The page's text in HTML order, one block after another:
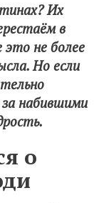
Их
в
не более
Но если
набившими
о